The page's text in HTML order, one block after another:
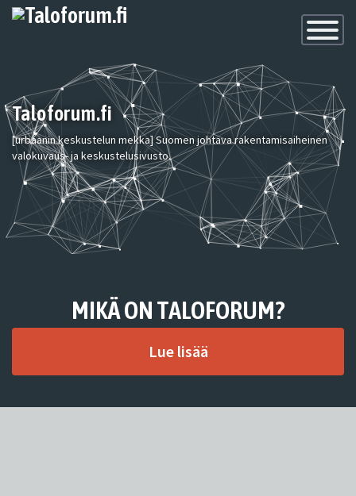
Toggle
Taloforum.fi
[urbaanin keskustelun mekka] Suomen johtava rakentamisaiheinen
valokuvaus- ja keskustelusivusto.
MIKÄ ON TALOFORUM?
Lue lisää